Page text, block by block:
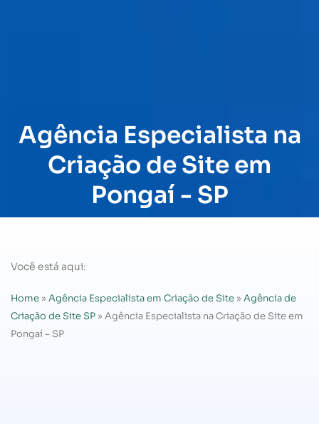
Agência Especialista na
Criação de Site em
Pongaí - SP
Você está aqui:
Home » Agência Especialista em Criação de Site » Agência de
Criação de Site SP » Agência Especialista na Criação de Site em
Pongaí – SP